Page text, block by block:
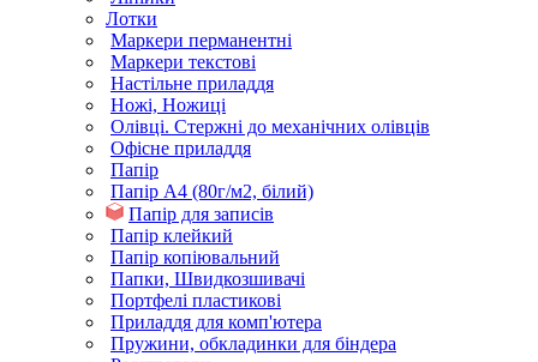
Лотки
Маркери перманентні
Маркери текстові
Настільне приладдя
Ножі, Ножиці
Олівці. Стержні до механічних олівців
Офісне приладдя
Папір
Папір А4 (80г/м2, білий)
Папір для записів
Папір клейкий
Папір копіювальний
Папки, Швидкозшивачі
Портфелі пластикові
Приладдя для комп'ютера
Пружини, обкладинки для біндера